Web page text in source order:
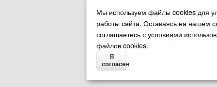
Мы используем файлы cookies для
работы сайта. Оставаясь на нашем
соглашаетесь с условиями
файлов cookies.
Я
согласен